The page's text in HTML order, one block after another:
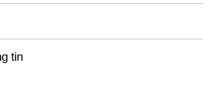
tin